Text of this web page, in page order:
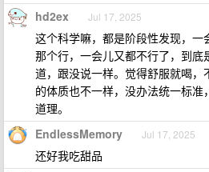
hd2ex Jul 17, 2025
这个科学嘛，都是阶段性发现，
那个行，一会儿又都不行了，到底
道，跟没说一样。觉得舒服就喝
的体质也不一样，没办法统一标
道理。
EndlessMemory Jul 17, 2025
还好我吃甜品